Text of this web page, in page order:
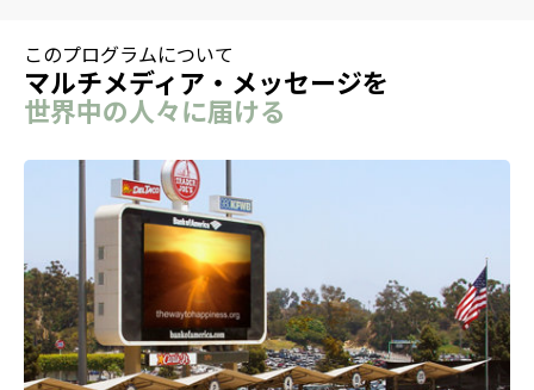
このプログラムについて
マルチメディア・メッセージを
世界中の人々に届ける